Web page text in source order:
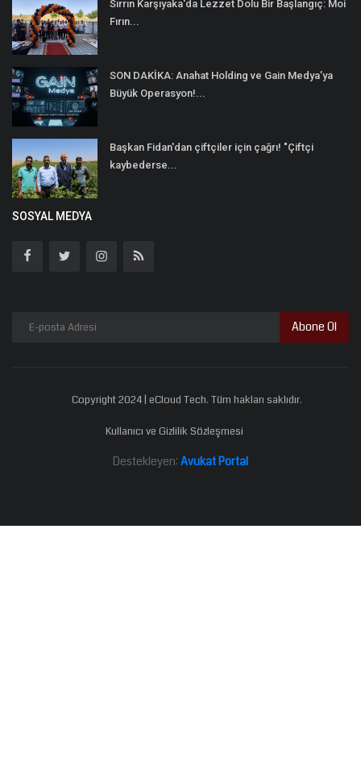
Sırrın Karşıyaka'da Lezzet Dolu Bir Başlangıç: Moi
Fırın...
SON DAKİKA: Anahat Holding ve Gain Medya’ya
Büyük Operasyon!...
Başkan Fidan'dan çiftçiler için çağrı! "Çiftçi
kaybederse...
SOSYAL MEDYA
Abone Ol
Copyright 2024 | eCloud Tech. Tüm hakları saklıdır.
Kullanıcı ve Gizlilik Sözleşmesi
Destekleyen: Avukat Portal